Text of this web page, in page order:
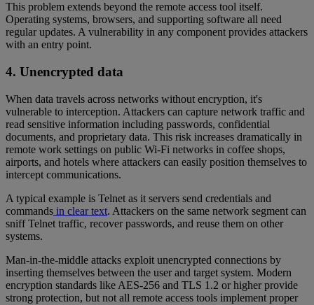
This problem extends beyond the remote access tool itself.
Operating systems, browsers, and supporting software all need
regular updates. A vulnerability in any component provides attackers
with an entry point.
4. Unencrypted data
When data travels across networks without encryption, it's
vulnerable to interception. Attackers can capture network traffic and
read sensitive information including passwords, confidential
documents, and proprietary data. This risk increases dramatically in
remote work settings on public Wi-Fi networks in coffee shops,
airports, and hotels where attackers can easily position themselves to
intercept communications.
A typical example is Telnet as it servers send credentials and
commands in clear text. Attackers on the same network segment can
sniff Telnet traffic, recover passwords, and reuse them on other
systems.
Man-in-the-middle attacks exploit unencrypted connections by
inserting themselves between the user and target system. Modern
encryption standards like AES-256 and TLS 1.2 or higher provide
strong protection, but not all remote access tools implement proper